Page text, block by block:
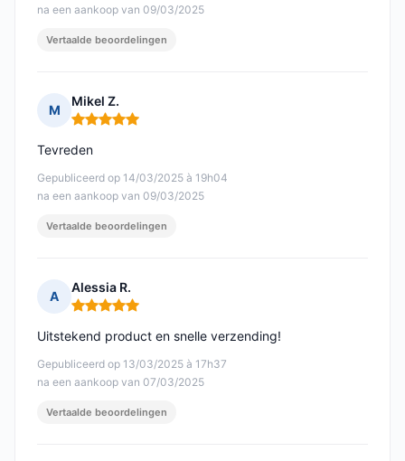
na een aankoop van 09/03/2025
Vertaalde beoordelingen
M
Mikel Z.
Opmerking: 5 van 5
Gepubliceerd op 14/03/2025 à 19h04
na een aankoop van 09/03/2025
Tevreden
Vertaalde beoordelingen
A
Alessia R.
Opmerking: 5 van 5
Gepubliceerd op 13/03/2025 à 17h37
na een aankoop van 07/03/2025
Uitstekend product en snelle verzending!
Vertaalde beoordelingen